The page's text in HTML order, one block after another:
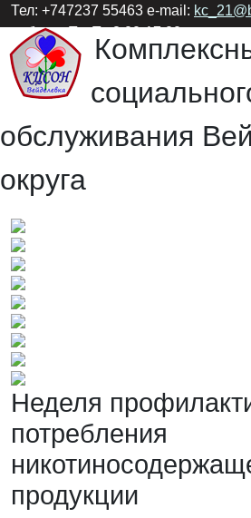
Тел: +747237 55463 e-mail:
работы: Пн-Пт 8:00-17:00
обслуживания
округа
Неделя
потребления
продукции